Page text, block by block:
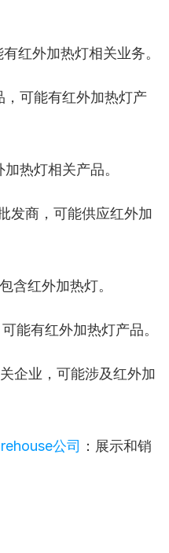
红外加热灯相关业务。
，可能有红外加热灯产
热灯相关产品。
发商，可能供应红外加
含红外加热灯。
能有红外加热灯产品。
企业，可能涉及红外加
公司 ：展示和销